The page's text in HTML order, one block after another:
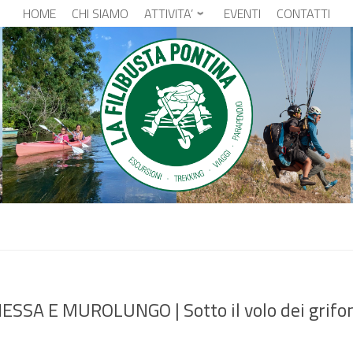
HOME CHI SIAMO ATTIVITA’ EVENTI CONTATTI
E MUROLUNGO | Sotto il volo dei